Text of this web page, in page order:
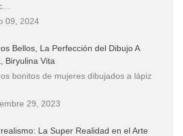
09, 2024
Bellos, La Perfección del Dibujo A
Biryulina Vita
bonitos de mujeres dibujados a lápiz
29, 2023
La Super Realidad en el Arte